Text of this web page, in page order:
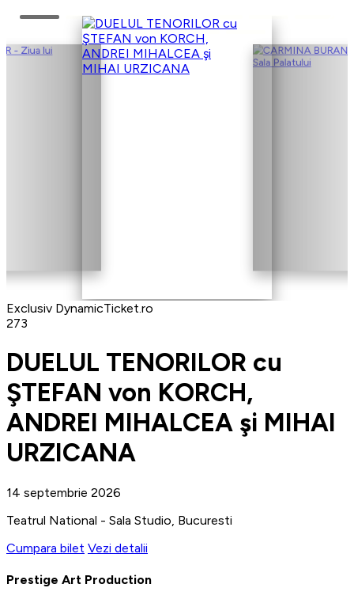
Exclusiv DynamicTicket.ro
273
DUELUL TENORILOR cu
ŞTEFAN von KORCH,
ANDREI MIHALCEA şi MIHAI
URZICANA
14 septembrie 2026
Teatrul National - Sala Studio, Bucuresti
Cumpara bilet Vezi detalii
Prestige Art Production